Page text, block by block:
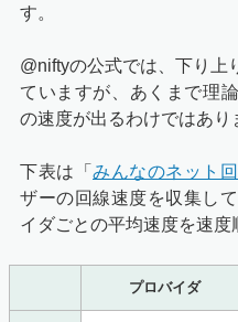
す。
@niftyの公式では、下り上
ていますが、あくまで理
の速度が出るわけではあり
下表は「 みんなのネット
ザーの回線速度を収集し
イダごとの平均速度を速度
プロバイダ